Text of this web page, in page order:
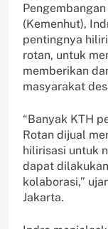
(Kemenhut),
pentingnya
rotan, untuk
memberikan
masyarakat
“Banyak KTH
Rotan dijual
hilirisasi untuk
dapat
kolaborasi,”
Jakarta.